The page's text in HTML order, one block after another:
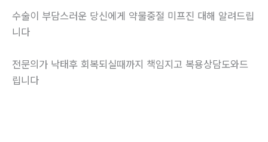
수술이 부담스러운 당신에게 약물중절 미프진 대해 알려드립
니다
전문의가 낙태후 회복되실때까지 책임지고 복용상담도와드
립니다